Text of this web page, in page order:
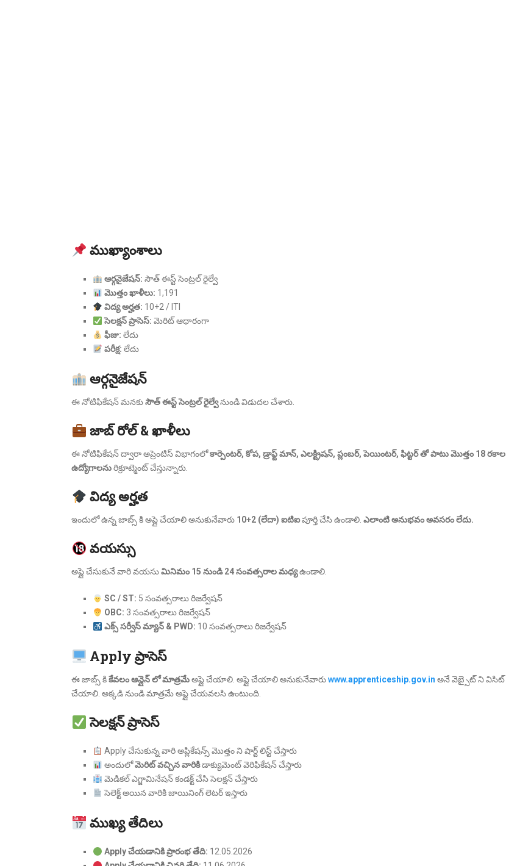
ముఖ్యాంశాలు
ఆర్గనైజేషన్: సౌత్ ఈస్ట్ సెంట్రల్ రైల్వే
మొత్తం ఖాళీలు: 1,191
విద్య అర్హత: 10+2 / ITI
సెలక్షన్ ప్రాసెస్: మెరిట్ ఆధారంగా
ఫీజు: లేదు
పరీక్ష: లేదు
ఆర్గనైజేషన్
ఈ నోటిఫికేషన్ మనకుసౌత్ ఈస్ట్ సెంట్రల్ రైల్వేనుండి విడుదల చేశారు.
జాబ్ రోల్ & ఖాళీలు
ఈ నోటిఫికేషన్ ద్వారా అప్రెంటిస్ విభాగంలోకార్పెంటర్, కోప, డ్రాఫ్ట్ మాన్, ఎలక్ట్రిషన్, ప్లంబర్, పెయింటర్, ఫిట్టర్ తో పాటు మొత్తం 18 రకాల
ఉద్యోగాలనురిక్రూట్మెంట్ చేస్తున్నారు.
విద్య అర్హత
ఇందులో ఉన్న జాబ్స్ కి అప్లై చేయాలి అనుకునేవారు 10+2 (లేదా) ఐటిఐపూర్తి చేసి ఉండాలి. ఎలాంటి అనుభవం అవసరం లేదు.
వయస్సు
అప్లై చేసుకునే వారి వయసుమినిమం 15 నుండి 24 సంవత్సరాల మధ్యఉండాలి.
SC / ST: 5 సంవత్సరాలు రిజర్వేషన్
OBC: 3 సంవత్సరాలు రిజర్వేషన్
ఎక్స్ సర్వీస్ మ్యాన్ & PWD: 10 సంవత్సరాలు రిజర్వేషన్
Apply ప్రాసెస్
ఈ జాబ్స్ కికేవలం ఆన్లైన్ లో మాత్రమేఅప్లై చేయాలి. అప్లై చేయాలి అనుకునేవారుwww.apprenticeship.gov.in అనే వెబ్సైట్ ని విసిట్
చేయాలి. అక్కడి నుండి మాత్రమే అప్లై చేయవలసి ఉంటుంది.
సెలక్షన్ ప్రాసెస్
Apply చేసుకున్న వారి అప్లికేషన్స్ మొత్తం ని షార్ట్ లిస్ట్ చేస్తారు
అందులోమెరిట్ వచ్చిన వారికిడాక్యుమెంట్ వెరిఫికేషన్ చేస్తారు
మెడికల్ ఎగ్జామినేషన్ కండక్ట్ చేసి సెలక్షన్ చేస్తారు
సెలెక్ట్ అయిన వారికి జాయినింగ్ లెటర్ ఇస్తారు
ముఖ్య తేదిలు
Apply చేయడానికి ప్రారంభ తేది: 12.05.2026